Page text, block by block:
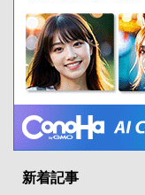
新着記事